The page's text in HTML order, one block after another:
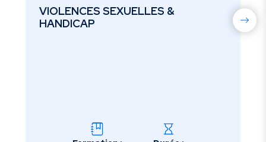
VIOLENCES SEXUELLES &
HANDICAP